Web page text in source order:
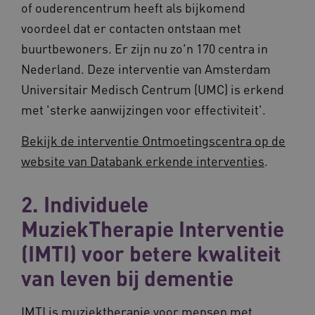
of ouderencentrum heeft als bijkomend
voordeel dat er contacten ontstaan met
buurtbewoners. Er zijn nu zo'n 170 centra in
Nederland. Deze interventie van Amsterdam
Universitair Medisch Centrum (UMC) is erkend
met 'sterke aanwijzingen voor effectiviteit'.
Bekijk de interventie Ontmoetingscentra op de
website van Databank erkende interventies.
2. Individuele
MuziekTherapie Interventie
(IMTI) voor betere kwaliteit
van leven bij dementie
IMTI is muziektherapie voor mensen met
Noodzakelijke cookies
Analytische cookies
Marketing cookies
Deze functionele en technische cookies zorgen
ervoor dat de website werkt. Deze cookies
op uw privacy.
Naam
Provider/Domein
UMB_SESSION
www.vilans.nl
__Secure-YNID .youtube.com
5
__cf_bm
Cloudflare Inc.